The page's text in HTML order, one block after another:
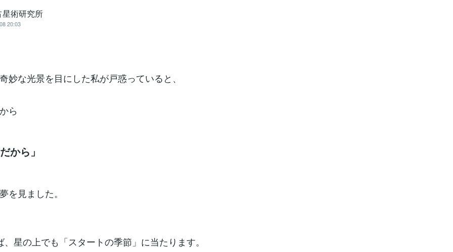
星術研究所
20:03
妙な光景を目にした私が戸惑っていると、
ら
から」
を見ました。
星の上でも「スタートの季節」に当たります。